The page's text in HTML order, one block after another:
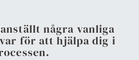
några vanliga
för att hjälpa dig i